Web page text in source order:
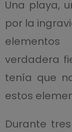
Una playa,
por la
verdadera
tenía que
estos
Durante